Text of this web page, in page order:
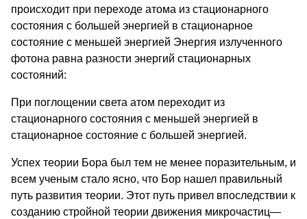
происходит при переходе атома из стационарного
состояния с большей энергией в стационарное
состояние с меньшей энергией Энергия излученного
фотона равна разности энергий стационарных
состояний:
При поглощении света атом переходит из
стационарного состояния с меньшей энергией в
стационарное состояние с большей энергией.
Успех теории Бора был тем не менее поразительным, и
всем ученым стало ясно, что Бор нашел правильный
путь развития теории. Этот путь привел впоследствии к
созданию стройной теории движения микрочастиц—